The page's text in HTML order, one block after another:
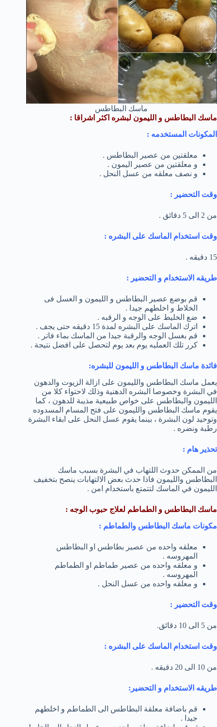
ماسك البطاطس
ماسك البطاطس و الليمون لبشره اكثر اشراقا :
المكونات المستخدمه :
معلقتين من عصير البطاطس .
و معلقتين من عصير اليمون .
و نصف معلقه من عسل النحل .
وقت التحضير :
من 2 الى 5 دقائق .
وقت استخدام الماسك على البشره :
15 دقيقه .
طريقه الاستخدام و التحضير :
قم بوضع عصير البطاطس و الليمون و العسل فى
الخلاط و اخلطهم جيدا .
ضع الخليط على الوجه و الرقبه .
اترك الماسك على البشره لمدة 15 دقيقه حتى يجف .
قم بغسل الوجه والرقبة جيدا من الماسك بماء فاتر .
كرر تلك العمليه يوم بعد يوم لتحصل على افضل نتيجة .
فائدة ماسك البطاطس و الليمون للبشره:
يعمل ماسك البطاطس والليمون على ازالة الزيوت والدهون
في البشرة وخصوصا البشره الدهنية وذلك لاحتواء كلا من
الليمون والبطاطس على خواص طبيعية مذيبة للدهون ، كما
يقوم ماسك البطاطس والليمون على فتح المسام المسدوده
وتوحيد لون البشرة ، بينما يقوم عسل النحل على ابقاء البشرة
رطبة ونضره .
تحذير هام :
من الممكن حدوث اللتهاب في البشرة بسبب ماسك
البطاطس والليمون فاذا حدث بعض الالتهابات ينصح بتخفيف
الليمون في الماسك لتتمتع باستخدام امن .
ماسك البطاطس و الطماطم لعلاج حبوب الوجه :
مكونات ماسك البطاطس والطماطم :
معلقه واحده من عصير بطاطس او البطاطس
المهروسه .
و معلقه واحده من عصير طماطم او الطماطم
المهروسه .
و معلقه واحده من عسل النحل .
وقت التحضير :
من 5 الى 10 دقائق.
وقت استخدام الماسك على البشره :
من 10 الى 20 دقيقه .
طريقه الاستخدام و التحضير:
قم باضافة معلقة البطاطس الى الطماطم و اخلطهم
جيدا .